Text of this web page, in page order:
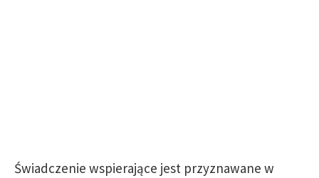
Świadczenie wspierające jest przyznawane w